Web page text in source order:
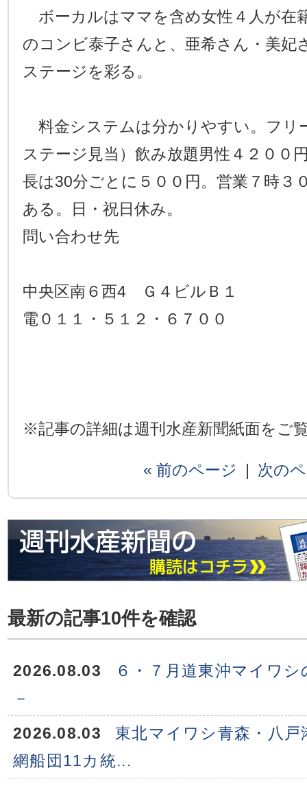
ボーカルはママを含め女性４人が在
のコンビ泰子さんと、亜希さん・美妃
ステージを彩る。
料金システムは分かりやすい。フリ
ステージ見当）飲み放題男性４２００
長は30分ごとに５００円。営業７時３
ある。日・祝日休み。
問い合わせ先
中央区南６西4 Ｇ４ビルＢ１
電０１１・５１２・６７００
※記事の詳細は週刊水産新聞紙面をご
« 前のページ | 次の
最新の記事10件を確認
2026.08.03
６・７月道東沖マイワ
－
2026.08.03
東北マイワシ青森・八
網船団11カ統...